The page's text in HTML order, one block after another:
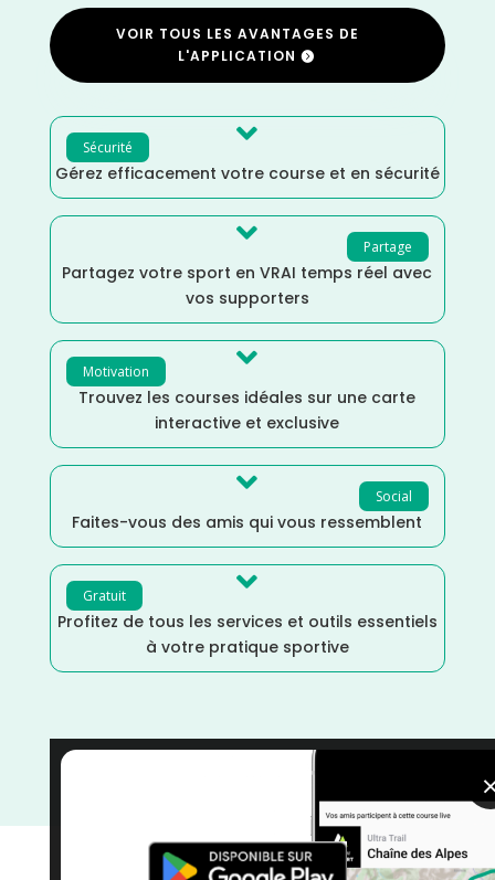
VOIR TOUS LES AVANTAGES DE
L'APPLICATION
Sécurité 
Gérez efficacement votre course et en sécurité
Partage

Partagez votre sport en VRAI temps réel avec
vos supporters
Motivation 
Trouvez les courses idéales sur une carte
interactive et exclusive
Social

Faites-vous des amis qui vous ressemblent
Gratuit 
Profitez de tous les services et outils essentiels
à votre pratique sportive
Course à Pied